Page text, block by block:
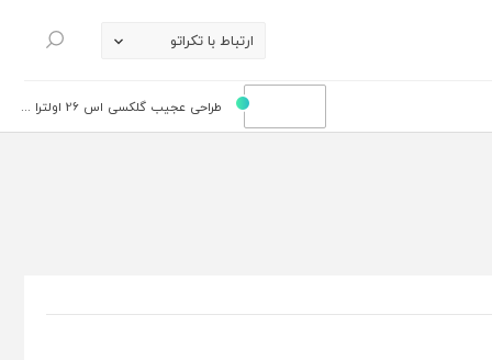
ارتباط با تکراتو
جستجو
طراحی عجیب گلکسی اس 26 اولترا ...